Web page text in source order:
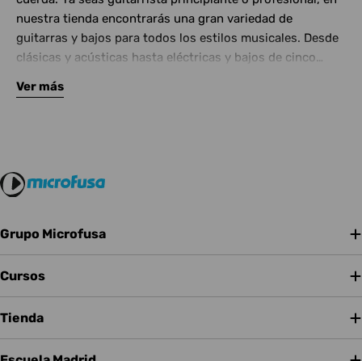
nuestra tienda encontrarás una gran variedad de
guitarras y bajos para todos los estilos musicales. Desde
clásicas y acústicas hasta eléctricas y bajos de cinco
Complementa tu instrumento con amplificadores de
Ver más
Grupo Microfusa
Cursos
Tienda